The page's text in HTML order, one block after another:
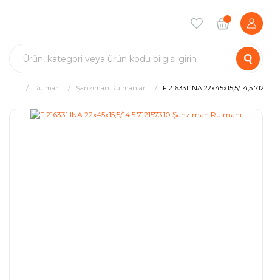
Rulman Şanzıman Rulmanları F 216331 INA 22x45x15,5/14,5